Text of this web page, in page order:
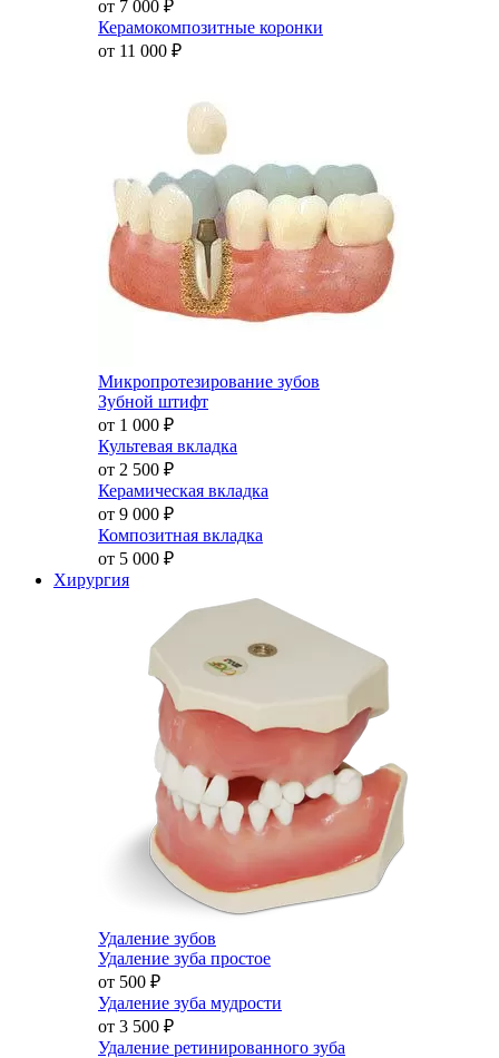
от 7 000 ₽
Керамокомпозитные коронки
от 11 000 ₽
Микропротезирование зубов
Зубной штифт
от 1 000 ₽
Культевая вкладка
от 2 500 ₽
Керамическая вкладка
от 9 000 ₽
Композитная вкладка
от 5 000 ₽
Хирургия
Удаление зубов
Удаление зуба простое
от 500 ₽
Удаление зуба мудрости
от 3 500 ₽
Удаление ретинированного зуба